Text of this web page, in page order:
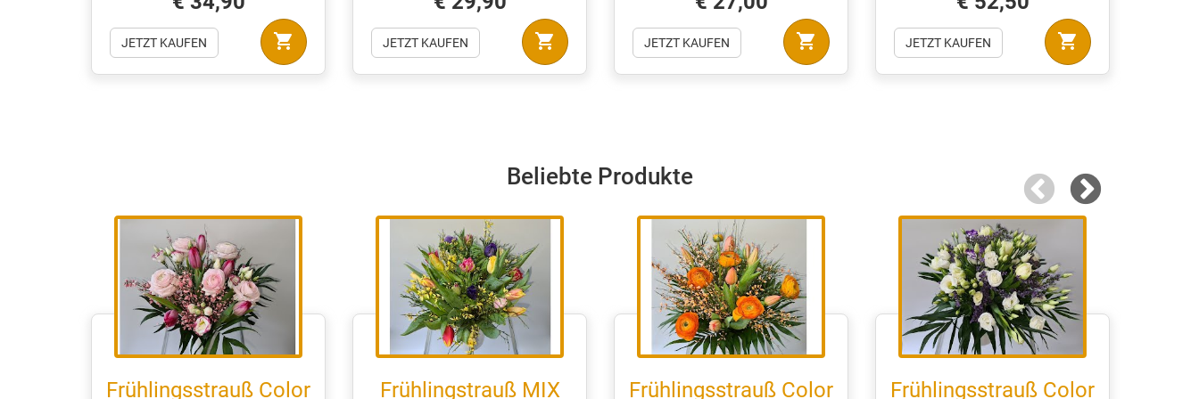
JETZT KAUFEN shopping_cart JETZT KAUFEN shopping_cart JETZT KAUFEN shopping_cart JETZT KAUFEN shopping_cart
Beliebte Produkte
Frühlingsstrauß Color Frühlingstrauß MIX Frühlingsstrauß Color Frühlingsstrauß Color